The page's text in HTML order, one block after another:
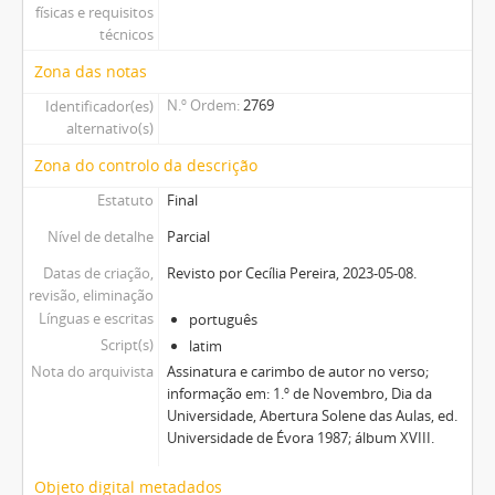
físicas e requisitos
técnicos
Zona das notas
Identificador(es)
alternativo(s)
N.º Ordem 2769
Zona do controlo da descrição
Estatuto
Final
Nível de detalhe
Parcial
Datas de criação,
revisão, eliminação
Revisto por Cecília Pereira, 2023-05-08.
Línguas e escritas
português
Script(s)
latim
Nota do arquivista
Assinatura e carimbo de autor no verso;
informação em: 1.º de Novembro, Dia da
Universidade, Abertura Solene das Aulas, ed.
Universidade de Évora 1987; álbum XVIII.
Objeto digital metadados